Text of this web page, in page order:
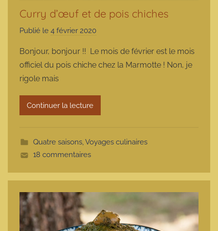
Curry d’œuf et de pois chiches
Publié le 4 février 2020
r
m
r
t
Bonjour, bonjour !! Le mois de février est le mois
officiel du pois chiche chez la Marmotte ! Non, je
rigole mais
Continuer la lecture
Quatre saisons,Voyages culinaires
18 commentaires